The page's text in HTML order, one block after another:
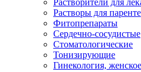
Растворители для
Растворы для
Фитопрепараты
Сердечно-сосудистые
Стоматологические
Тонизирующие
Гинекология,